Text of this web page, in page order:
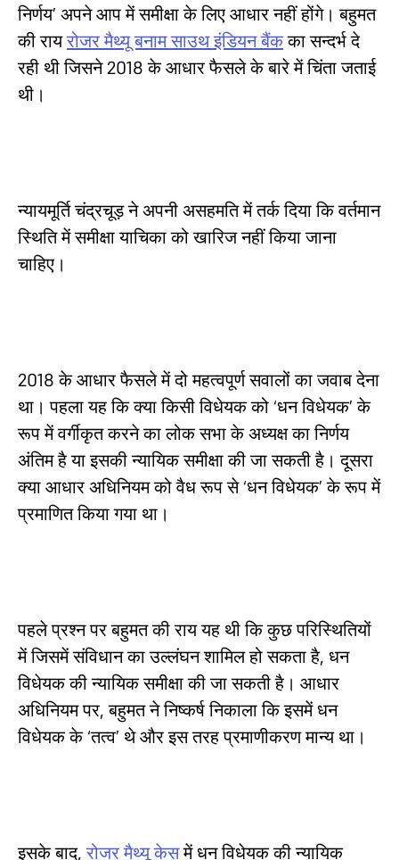
निर्णय’ अपने आप में समीक्षा के लिए आधार नहीं होंगे। बहुमत
की रायरोजर मैथ्यू बनाम साउथ इंडियन बैंकका सन्दर्भ दे
रही थी जिसने 2018 के आधार फैसले के बारे में चिंता जताई
थी।
न्यायमूर्ति चंद्रचूड़ ने अपनी असहमति में तर्क दिया कि वर्तमान
स्थिति में समीक्षा याचिका को खारिज नहीं किया जाना
चाहिए।
2018 के आधार फैसले में दो महत्वपूर्ण सवालों का जवाब देना
था। पहला यह कि क्या किसी विधेयक को ‘धन विधेयक’ के
रूप में वर्गीकृत करने का लोक सभा के अध्यक्ष का निर्णय
अंतिम है या इसकी न्यायिक समीक्षा की जा सकती है। दूसरा
क्या आधार अधिनियम को वैध रूप से ‘धन विधेयक’ के रूप में
प्रमाणित किया गया था।
पहले प्रश्न पर बहुमत की राय यह थी कि कुछ परिस्थितियों
में जिसमें संविधान का उल्लंघन शामिल हो सकता है, धन
विधेयक की न्यायिक समीक्षा की जा सकती है। आधार
अधिनियम पर, बहुमत ने निष्कर्ष निकाला कि इसमें धन
विधेयक के ‘तत्व’ थे और इस तरह प्रमाणीकरण मान्य था।
इसके बाद,रोजर मैथ्यू केसमें धन विधेयक की न्यायिक